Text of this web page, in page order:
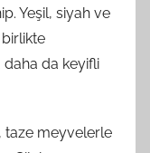
Yeşil, siyah ve
da keyifli
taze meyvelerle